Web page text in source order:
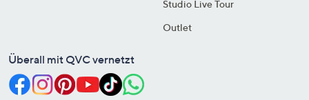
Studio Live Tour
Outlet
Überall mit QVC vernetzt